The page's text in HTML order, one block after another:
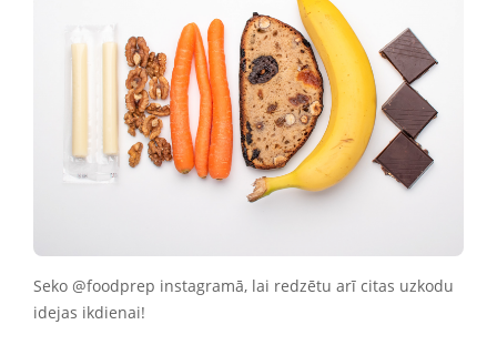
Seko @foodprep instagramā, lai redzētu arī citas uzkodu
idejas ikdienai!